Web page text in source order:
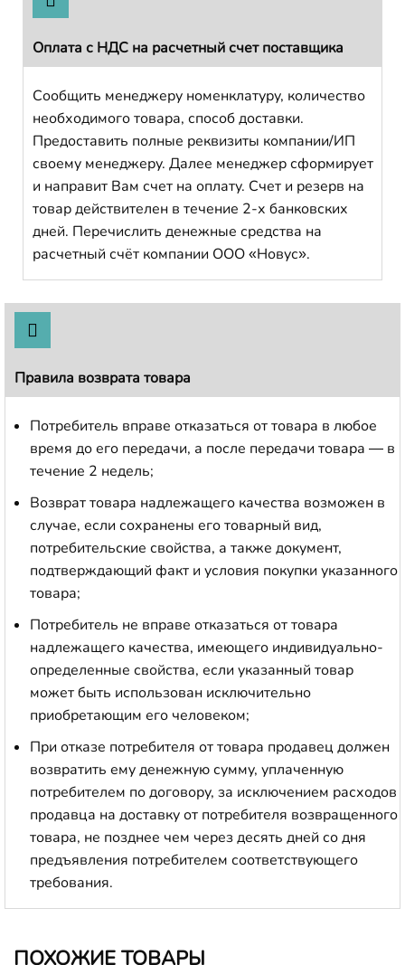
Оплата с НДС на расчетный счет поставщика
Сообщить менеджеру номенклатуру, количество
необходимого товара, способ доставки.
Предоставить полные реквизиты компании/ИП
своему менеджеру. Далее менеджер сформирует
и направит Вам счет на оплату. Счет и резерв на
товар действителен в течение 2-х банковских
дней. Перечислить денежные средства на
расчетный счёт компании ООО «Новус».
Правила возврата товара
Потребитель вправе отказаться от товара в любое
время до его передачи, а после передачи товара — в
течение 2 недель;
Возврат товара надлежащего качества возможен в
случае, если сохранены его товарный вид,
потребительские свойства, а также документ,
подтверждающий факт и условия покупки указанного
товара;
Потребитель не вправе отказаться от товара
надлежащего качества, имеющего индивидуально-
определенные свойства, если указанный товар
может быть использован исключительно
приобретающим его человеком;
При отказе потребителя от товара продавец должен
возвратить ему денежную сумму, уплаченную
потребителем по договору, за исключением расходов
продавца на доставку от потребителя возвращенного
товара, не позднее чем через десять дней со дня
предъявления потребителем соответствующего
требования.
ПОХОЖИЕ ТОВАРЫ